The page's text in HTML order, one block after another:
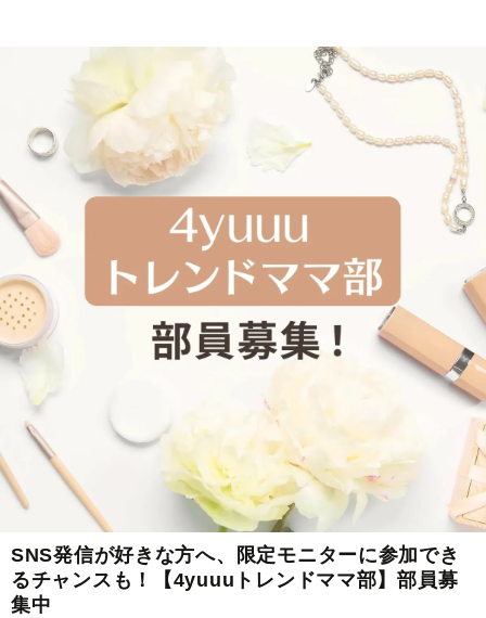
SNS発信が好きな方へ、限定モニターに参加でき
るチャンスも！【4yuuuトレンドママ部】部員募
集中